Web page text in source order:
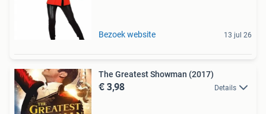
Bezoek website 13 jul 26
The Greatest Showman (2017)
€ 3,98 Details